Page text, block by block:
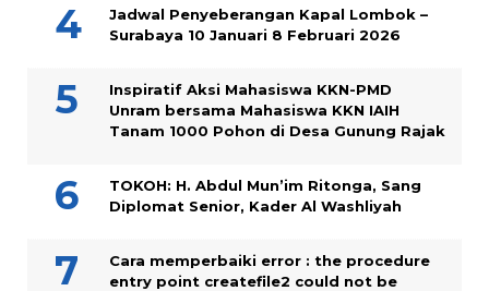
Jadwal Penyeberangan Kapal Lombok –
Surabaya 10 Januari 8 Februari 2026
Inspiratif Aksi Mahasiswa KKN-PMD
Unram bersama Mahasiswa KKN IAIH
Tanam 1000 Pohon di Desa Gunung Rajak
TOKOH: H. Abdul Mun’im Ritonga, Sang
Diplomat Senior, Kader Al Washliyah
Cara memperbaiki error : the procedure
entry point createfile2 could not be